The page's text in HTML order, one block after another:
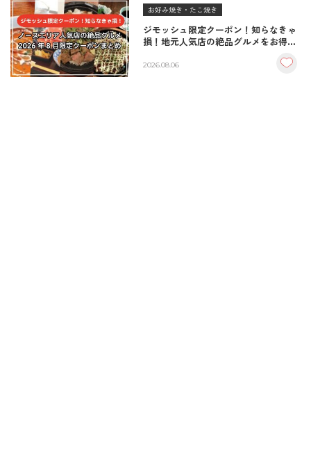
お好み焼き・たこ焼き
ジモッシュ限定クーポン！知らなきゃ
損！地元人気店の絶品グルメをお得に
2026.08.06